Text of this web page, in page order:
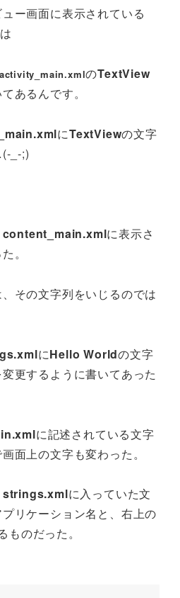
ー画面に表示されている
activity_main.xmlのTextView
あるんです。
にTextViewの文字
_-;)
content_main.xmlに表示さ
。
その文字列をいじるのでは
にHello Worldの文字
更するように書いてあった
に記述されている文字
面上の文字も変わった。
strings.xmlに入っていた文
リケーション名と、右上の
ものだった。